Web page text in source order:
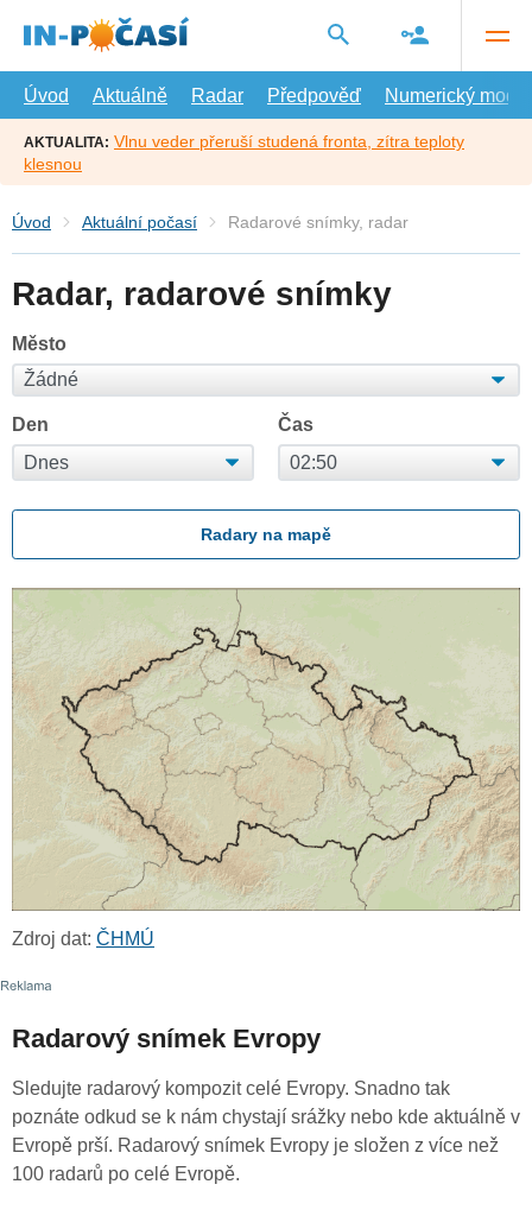
hlavní
Úvod
Aktuálně Radar Předpověď Numerický model
AKTUALITA: Vlnu veder přeruší studená fronta, zítra teploty
klesnou
Úvod Aktuální počasí Radarové snímky, radar
Radar, radarové snímky
Město
Den Čas
Radary na mapě
Zdroj dat: ČHMÚ
Radarový snímek Evropy
Sledujte radarový kompozit celé Evropy. Snadno tak
poznáte odkud se k nám chystají srážky nebo kde aktuálně v
Evropě prší. Radarový snímek Evropy je složen z více než
100 radarů po celé Evropě.